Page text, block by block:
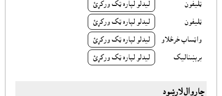
ټليفون ليدلو لپاره ټک ورکړئ
ټليفون ليدلو لپاره ټک ورکړئ
واټساپ خرڅلاو ليدلو لپاره ټک ورکړئ
برېښناليک ليدلو لپاره ټک ورکړئ
چاروال لارښود